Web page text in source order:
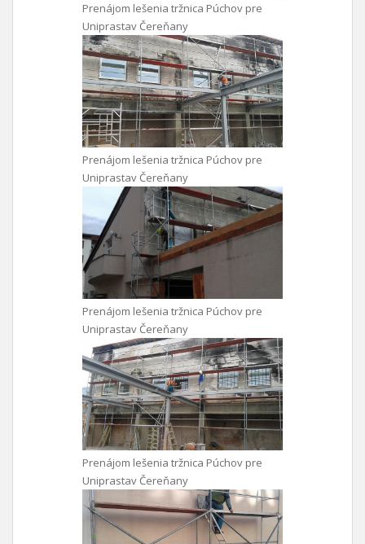
Prenájom lešenia tržnica Púchov pre
Uniprastav Čereňany
Prenájom lešenia tržnica Púchov pre
Uniprastav Čereňany
Prenájom lešenia tržnica Púchov pre
Uniprastav Čereňany
Prenájom lešenia tržnica Púchov pre
Uniprastav Čereňany